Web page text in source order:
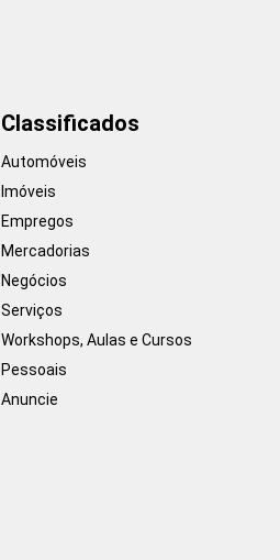
Classificados
Automóveis
Imóveis
Empregos
Mercadorias
Negócios
Serviços
Workshops, Aulas e Cursos
Pessoais
Anuncie